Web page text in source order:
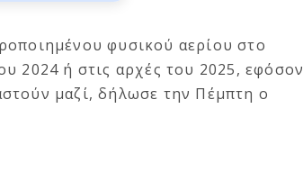
φυσικού αερίου στο
2024 ή στις αρχές του 2025, εφόσον
μαζί, δήλωσε την Πέμπτη ο